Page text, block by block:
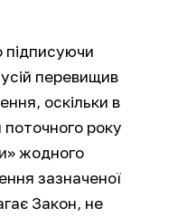
перевищив
оскільки в
поточного року
жодного
зазначеної
Закон, не